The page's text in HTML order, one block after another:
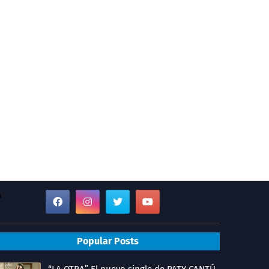
Popular Posts